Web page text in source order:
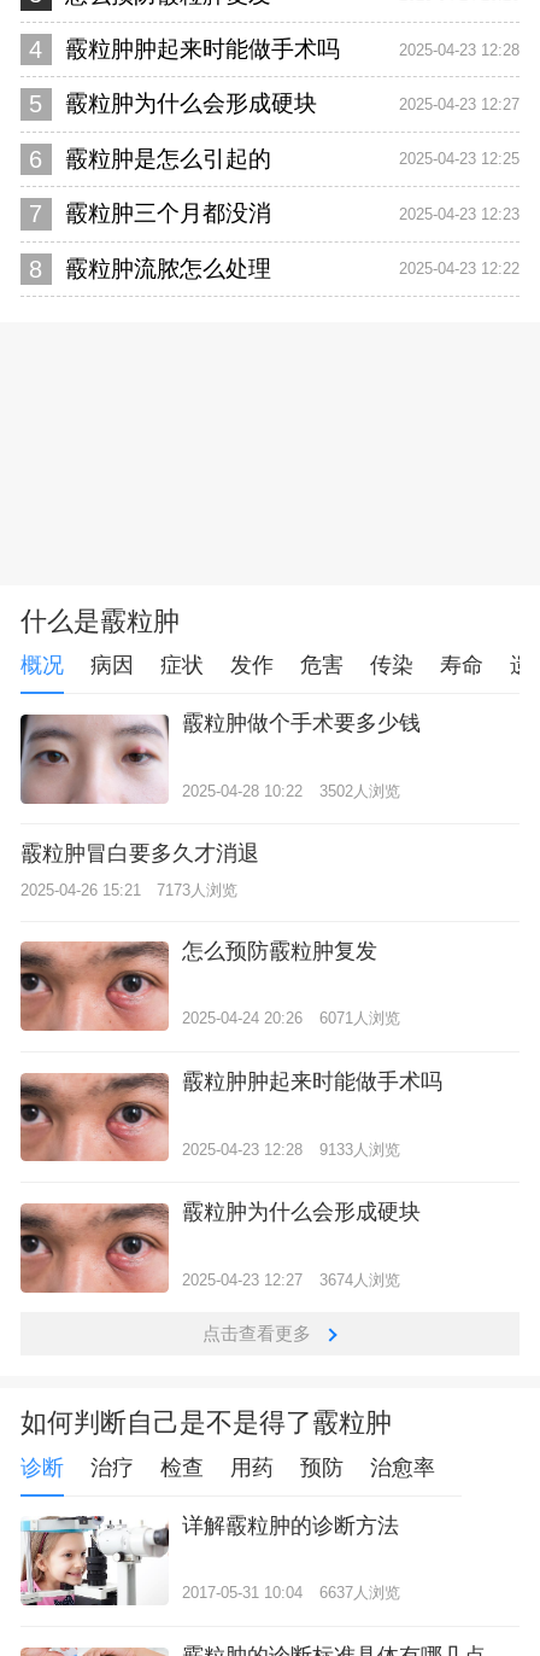
4 霰粒肿肿起来时能做手术吗 2025-04-23 12:28
5 霰粒肿为什么会形成硬块 2025-04-23 12:27
6 霰粒肿是怎么引起的 2025-04-23 12:25
7 霰粒肿三个月都没消 2025-04-23 12:23
8 霰粒肿流脓怎么处理 2025-04-23 12:22
什么是霰粒肿
概况 病因 症状 发作 危害 传染 寿命 遗
霰粒肿做个手术要多少钱
2025-04-28 10:22 3502人浏览
霰粒肿冒白要多久才消退
2025-04-26 15:21 7173人浏览
怎么预防霰粒肿复发
2025-04-24 20:26 6071人浏览
霰粒肿肿起来时能做手术吗
2025-04-23 12:28 9133人浏览
霰粒肿为什么会形成硬块
2025-04-23 12:27 3674人浏览
点击查看更多
如何判断自己是不是得了霰粒肿
诊断 治疗 检查 用药 预防 治愈率
详解霰粒肿的诊断方法
2017-05-31 10:04 6637人浏览